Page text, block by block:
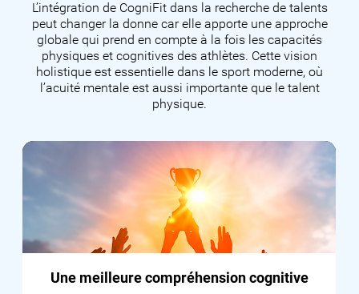
L’intégration de CogniFit dans la recherche de talents
peut changer la donne car elle apporte une approche
globale qui prend en compte à la fois les capacités
physiques et cognitives des athlètes. Cette vision
holistique est essentielle dans le sport moderne, où
l’acuité mentale est aussi importante que le talent
physique.
Une meilleure compréhension cognitive